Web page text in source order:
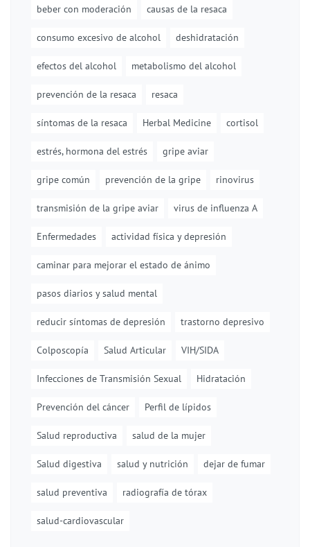
beber con moderación causas de la resaca
consumo excesivo de alcohol deshidratación
efectos del alcohol metabolismo del alcohol
prevención de la resaca resaca
síntomas de la resaca Herbal Medicine cortisol
estrés, hormona del estrés gripe aviar
gripe común prevención de la gripe rinovirus
transmisión de la gripe aviar virus de influenza A
Enfermedades actividad física y depresión
caminar para mejorar el estado de ánimo
pasos diarios y salud mental
reducir síntomas de depresión trastorno depresivo
Colposcopía Salud Articular VIH/SIDA
Infecciones de Transmisión Sexual Hidratación
Prevención del cáncer Perfil de lípidos
Salud reproductiva salud de la mujer
Salud digestiva salud y nutrición dejar de fumar
salud preventiva radiografía de tórax
salud-cardiovascular